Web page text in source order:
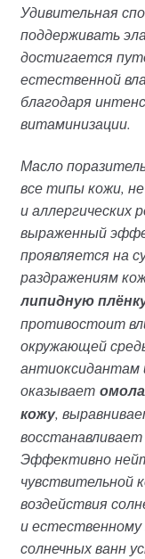
Удивительная
поддерживать
достигается
естественной
благодаря
витаминизации.
Масло
все типы кожи,
и аллергических
выраженный
проявляется на
раздражениям
липидную
противостоит
окружающей
антиоксидантам
оказывает
кожу,
Эффективно
чувствительной
воздействия
и естественному
солнечных ванн